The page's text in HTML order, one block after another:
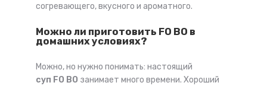
согревающего, вкусного и ароматного.
Можно ли приготовить FO BO в
домашних условиях?
Можно, но нужно понимать: настоящий
суп FO BO занимает много времени. Хороший